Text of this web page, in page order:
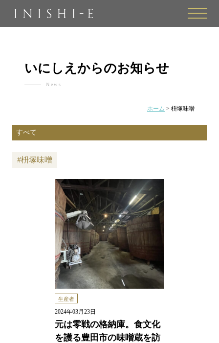
toggle
いにしえからのお知らせ
News
ホーム > 枡塚味噌
#枡塚味噌
生産者
2024年03月23日
元は零戦の格納庫。食文化
を護る豊田市の味噌蔵を訪